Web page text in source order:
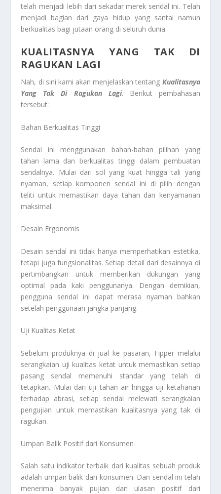
telah menjadi lebih dari sekadar merek sendal ini. Telah
menjadi bagian dari gaya hidup yang santai namun
berkualitas bagi jutaan orang di seluruh dunia.
KUALITASNYA YANG TAK DI
RAGUKAN LAGI
Nah, di sini kami akan menjelaskan tentang Kualitasnya
Yang Tak Di Ragukan Lagi. Berikut pembahasan
tersebut:
Bahan Berkualitas Tinggi
Sendal ini menggunakan bahan-bahan pilihan yang
tahan lama dan berkualitas tinggi dalam pembuatan
sendalnya. Mulai dari sol yang kuat hingga tali yang
nyaman, setiap komponen sendal ini di pilih dengan
teliti untuk memastikan daya tahan dan kenyamanan
maksimal.
Desain Ergonomis
Desain sendal ini tidak hanya memperhatikan estetika,
tetapi juga fungsionalitas. Setiap detail dari desainnya di
pertimbangkan untuk memberikan dukungan yang
optimal pada kaki penggunanya. Dengan demikian,
pengguna sendal ini dapat merasa nyaman bahkan
setelah penggunaan jangka panjang.
Uji Kualitas Ketat
Sebelum produknya di jual ke pasaran, Fipper melalui
serangkaian uji kualitas ketat untuk memastikan setiap
pasang sendal memenuhi standar yang telah di
tetapkan. Mulai dari uji tahan air hingga uji ketahanan
terhadap abrasi, setiap sendal melewati serangkaian
pengujian untuk memastikan kualitasnya yang tak di
ragukan.
Umpan Balik Positif dari Konsumen
Salah satu indikator terbaik dari kualitas sebuah produk
adalah umpan balik dari konsumen. Dan sendal ini telah
menerima banyak pujian dan ulasan positif dari